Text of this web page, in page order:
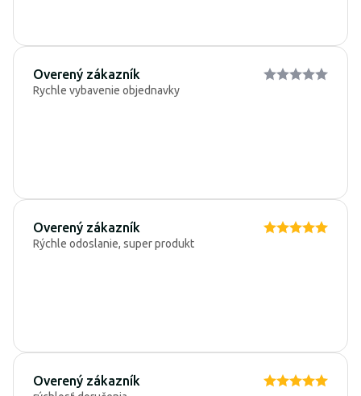
Overený zákazník
Rychle vybavenie objednavky
Overený zákazník
Rýchle odoslanie, super produkt
Overený zákazník